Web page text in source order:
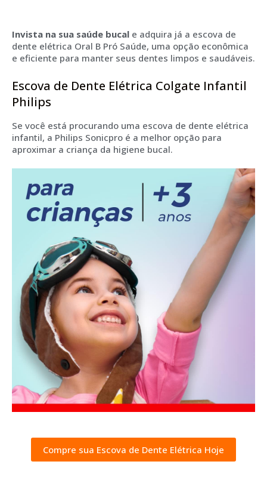
Invista na sua saúde bucal e adquira já a escova de
dente elétrica Oral B Pró Saúde, uma opção econômica
e eficiente para manter seus dentes limpos e saudáveis.
Escova de Dente Elétrica Colgate Infantil
Philips
Se você está procurando uma escova de dente elétrica
infantil, a Philips Sonicpro é a melhor opção para
aproximar a criança da higiene bucal.
Compre sua Escova de Dente Elétrica Hoje